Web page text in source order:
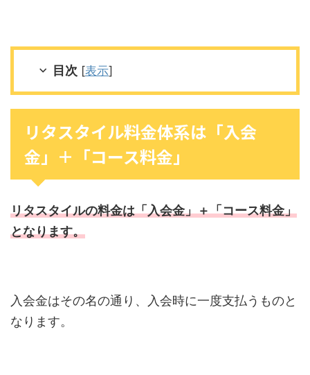
目次 [表示]
リタスタイル料金体系は「入会
金」＋「コース料金」
リタスタイルの料金は「入会金」＋「コース料金」
となります。
入会金はその名の通り、入会時に一度支払うものと
なります。